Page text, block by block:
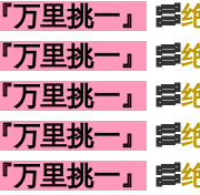
『万里挑一』 🥓
『万里挑一』 🥓
『万里挑一』 🥓
『万里挑一』 🥓
『万里挑一』 🥓